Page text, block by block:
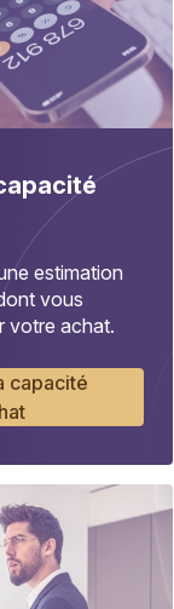
estimation
vous
votre achat.
capacité